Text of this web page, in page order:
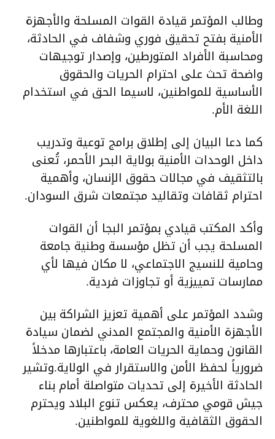
وطالب المؤتمر قيادة القوات المسلحة والأجهزة
الأمنية بفتح تحقيق فوري وشفاف في الحادثة،
ومحاسبة الأفراد المتورطين، وإصدار توجيهات
واضحة تحث على احترام الحريات والحقوق
الأساسية للمواطنين، لاسيما الحق في استخدام
اللغة الأم.
كما دعا البيان إلى إطلاق برامج توعية وتدريب
داخل الوحدات الأمنية بولاية البحر الأحمر، تُعنى
بالتثقيف في مجالات حقوق الإنسان، وأهمية
احترام ثقافات وتقاليد مجتمعات شرق السودان.
وأكد المكتب قيادي بمؤتمر البجا أن القوات
المسلحة يجب أن تظل مؤسسة وطنية جامعة
وحامية للنسيج الاجتماعي، لا مكان فيها لأي
ممارسات تمييزية أو تجاوزات فردية.
وشدد المؤتمر على أهمية تعزيز الشراكة بين
الأجهزة الأمنية والمجتمع المدني لضمان سيادة
القانون وحماية الحريات العامة، باعتبارها مدخلاً
ضرورياً لحفظ الأمن والاستقرار في الولاية.وتشير
الحادثة الأخيرة إلى تحديات متواصلة أمام بناء
جيش قومي محترف، يعكس تنوع البلاد ويحترم
الحقوق الثقافية واللغوية للمواطنين.